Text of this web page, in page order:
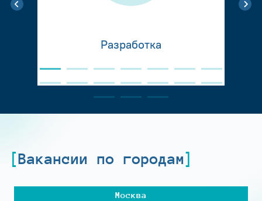
Разработка
Вакансии по городам
Москва